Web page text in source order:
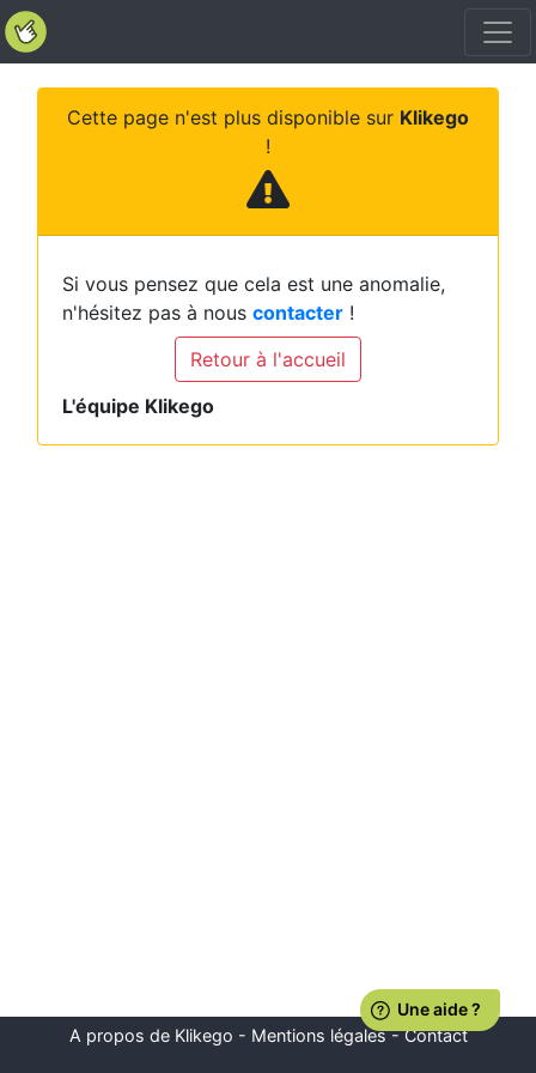
Cette page n'est plus disponible sur Klikego
!
Si vous pensez que cela est une anomalie,
n'hésitez pas à nous contacter !
Retour à l'accueil
L'équipe Klikego
A propos de Klikego - Mentions légales-Contact